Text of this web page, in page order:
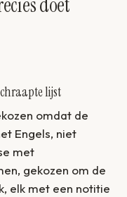
doet
lijst
omdat de
Engels, niet
met
gekozen om de
elk met een notitie